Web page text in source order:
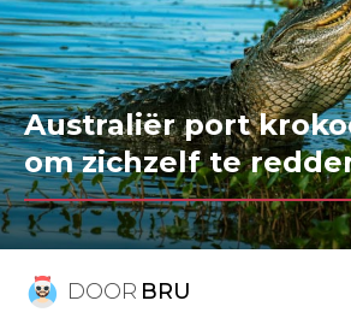
Australiër port
om zichzelf te
DOOR BRU